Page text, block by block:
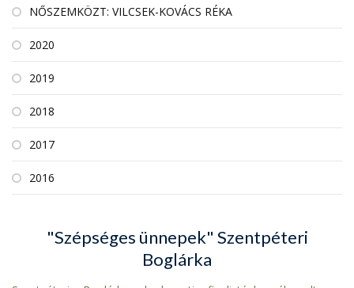
NŐSZEMKÖZT: VILCSEK-KOVÁCS RÉKA
2020
2019
2018
2017
2016
"Szépséges ünnepek" Szentpéteri
Boglárka